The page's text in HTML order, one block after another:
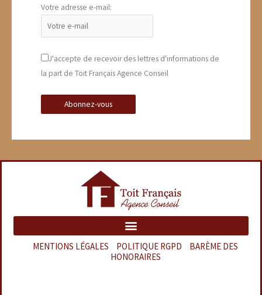
Votre adresse e-mail:
J'accepte de recevoir des lettres d'informations de
la part de Toit Français Agence Conseil
MENTIONS LÉGALES POLITIQUE RGPD
BARÈME DES
HONORAIRES